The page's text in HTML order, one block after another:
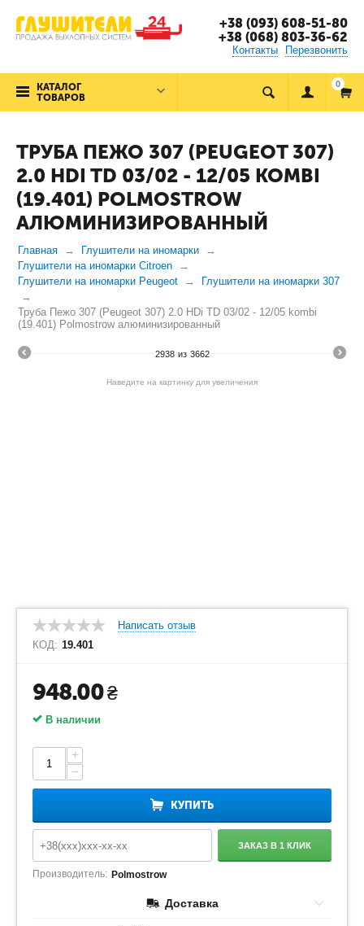
+38 (093) 608-51-80
+38 (068) 803-36-62
Контакты Перезвонить
КАТАЛОГ
ТОВАРОВ
0
ТРУБА ПЕЖО 307 (PEUGEOT 307)
2.0 HDI TD 03/02 - 12/05 KOMBI
(19.401) POLMOSTROW
АЛЮМИНИЗИРОВАННЫЙ
Главная
Глушители на иномарки
Глушители на иномарки Citroen
Глушители на иномарки Peugeot
Глушители на иномарки 307
Труба Пежо 307 (Peugeot 307) 2.0 HDi TD 03/02 - 12/05 kombi
(19.401) Polmostrow алюминизированный
2938 из 3662
Наведите на картинку для увеличения
Написать отзыв
КОД: 19.401
948.00₴
В наличии
+
−
КУПИТЬ
ЗАКАЗ В 1 КЛИК
Производитель: Polmostrow
Доставка